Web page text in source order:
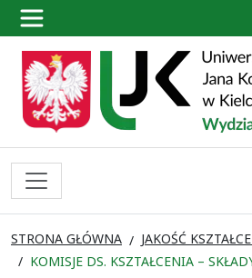
STRONA GŁÓWNA
JAKOŚĆ
KOMISJE DS. KSZTAŁCENIA –